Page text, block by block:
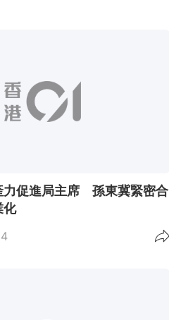
力促進局主席 孫東冀緊密合
化